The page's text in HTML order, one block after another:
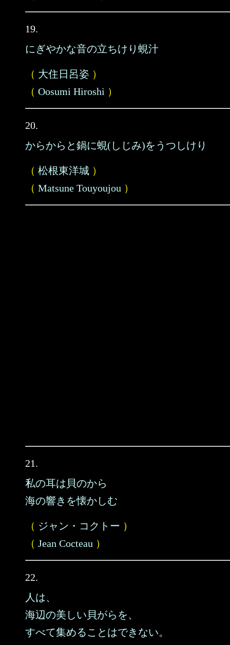
19.
にぎやかな音の立ちけり蜆汁
（ 大住日呂姿 ）
（ Oosumi Hiroshi ）
20.
からからと鍋に蜆(しじみ)をうつしけり
（ 松根東洋城 ）
（ Matsune Touyoujou ）
21.
私の耳は貝のから
海の響きを懐かしむ
（ ジャン・コクトー ）
（ Jean Cocteau ）
22.
人は、
海辺の美しい貝がらを、
すべて集めることはできない。